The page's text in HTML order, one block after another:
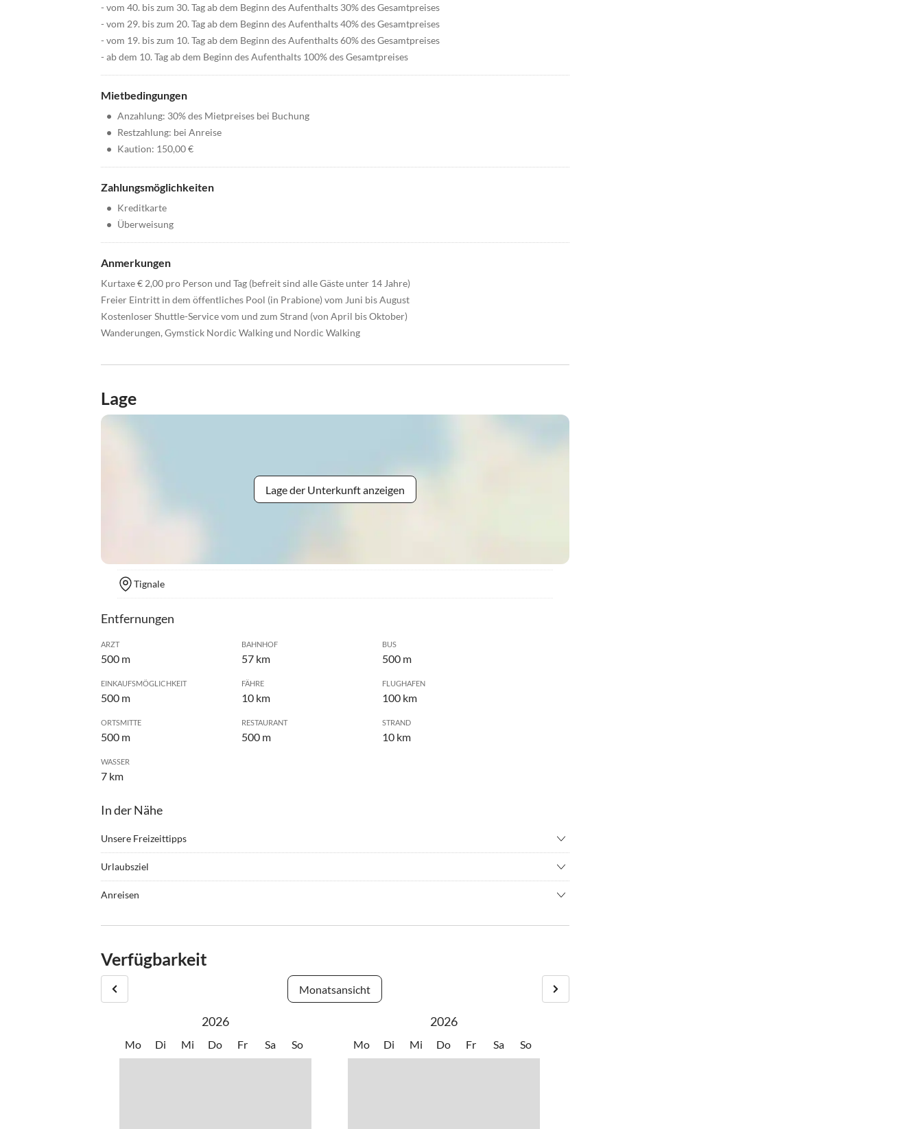
- vom 40. bis zum 30. Tag ab dem Beginn des Aufenthalts 30% des Gesamtpreises
- vom 29. bis zum 20. Tag ab dem Beginn des Aufenthalts 40% des Gesamtpreises
- vom 19. bis zum 10. Tag ab dem Beginn des Aufenthalts 60% des Gesamtpreises
- ab dem 10. Tag ab dem Beginn des Aufenthalts 100% des Gesamtpreises
Mietbedingungen
• Anzahlung: 30% des Mietpreises bei Buchung
• Restzahlung: bei Anreise
• Kaution: 150,00 €
Zahlungsmöglichkeiten
• Kreditkarte
• Überweisung
Anmerkungen
Kurtaxe € 2,00 pro Person und Tag (befreit sind alle Gäste unter 14 Jahre)
Freier Eintritt in dem öffentliches Pool (in Prabione) vom Juni bis August
Kostenloser Shuttle-Service vom und zum Strand (von April bis Oktober)
Wanderungen, Gymstick Nordic Walking und Nordic Walking
Lage
Lage der Unterkunft anzeigen
Tignale
Entfernungen
ARZT
500 m
BAHNHOF
57 km
BUS
500 m
EINKAUFSMÖGLICHKEIT
500 m
FÄHRE
10 km
FLUGHAFEN
100 km
ORTSMITTE
500 m
RESTAURANT
500 m
STRAND
10 km
WASSER
7 km
In der Nähe
Unsere Freizeittipps
Urlaubsziel
Von Ihrer Unterkunft liegen Supermärkte, Banken, Ärzte sowie das Schwimmbad (kostenlos für unsere Gäste)
nur rund 2 km entfernt. Unser Shuttle-Bus bringt Sie zum nächsten Strand.
Anreisen
Verfügbarkeit
Monatsansicht
2026
Mo Di Mi Do Fr Sa So
2026
Mo Di Mi Do Fr Sa So